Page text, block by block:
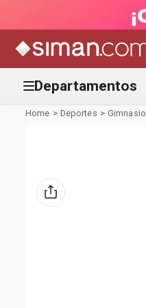
Departamentos
Deportes Gimnasio